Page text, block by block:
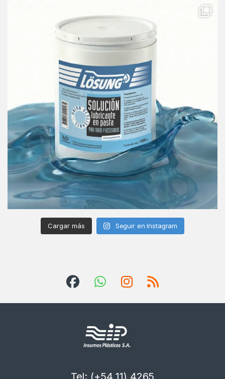
Cargar más Seguir en Instagram
Tel: (+54 11) 4265